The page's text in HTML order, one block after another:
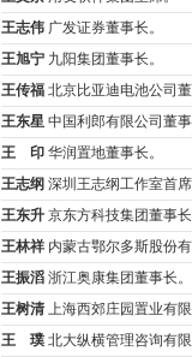
王志伟 广发证券董事长。
王旭宁 九阳集团董事长。
王传福 北京比亚迪电池公司
王东星 中国利郎有限公司董
王 印 华润置地董事长。
王志纲 深圳王志纲工作室首
王东升 京东方科技集团董事
王林祥 内蒙古鄂尔多斯股份
王振滔 浙江奥康集团董事长。
王树清 上海西郊庄园置业有
王 璞 北大纵横管理咨询有